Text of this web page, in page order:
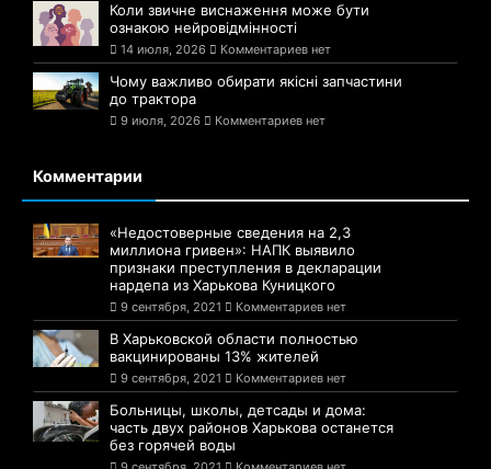
Коли звичне виснаження може бути
ознакою нейровідмінності
14 июля, 2026 Комментариев нет
Чому важливо обирати якісні запчастини
до трактора
9 июля, 2026 Комментариев нет
Комментарии
«Недостоверные сведения на 2,3
миллиона гривен»: НАПК выявило
признаки преступления в декларации
нардепа из Харькова Куницкого
9 сентября, 2021 Комментариев нет
В Харьковской области полностью
вакцинированы 13% жителей
9 сентября, 2021 Комментариев нет
Больницы, школы, детсады и дома:
часть двух районов Харькова останется
без горячей воды